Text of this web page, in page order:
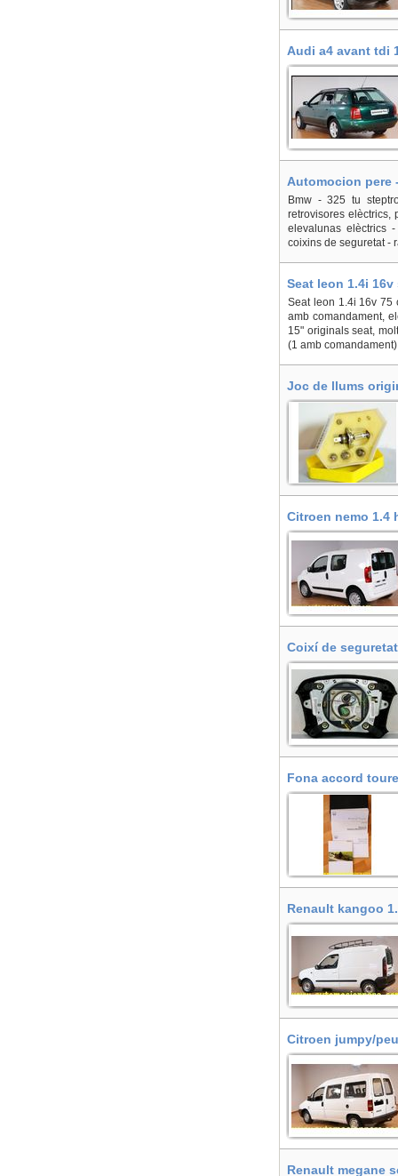
Audi a4 avant tdi
Automocion pere
Bmw - 325 tu
retrovisores
elevalunas elèctrics
coixins de seguretat -
Seat leon 1.4i
Seat leon 1.4i 16v 75
amb comandament,
15" originals seat,
(1 amb
Joc de llums
Citroen nemo 1.4
Coixí de
Fona accord
Renault kangoo
Citroen jumpy/
Tarragona, Selva
Renault megane